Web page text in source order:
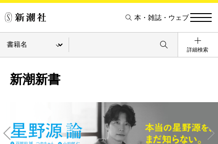
本・雑誌・ウェブ
詳細検索
新潮新書